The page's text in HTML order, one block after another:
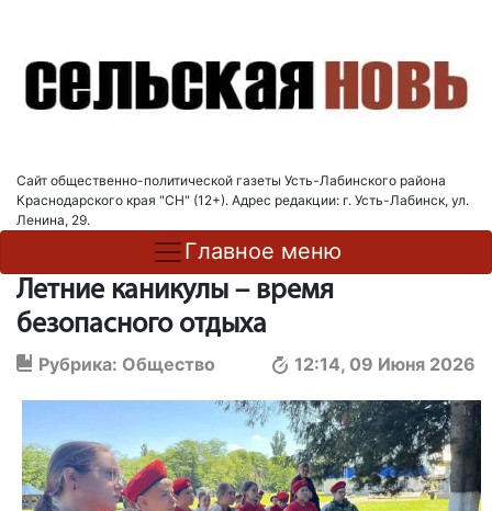
Сайт общественно-политической газеты Усть-Лабинского района
Краснодарского края "СН" (12+). Адрес редакции: г. Усть-Лабинск, ул.
Ленина, 29.
Главное меню
Летние каникулы – время
безопасного отдыха
Рубрика: Общество 12:14, 09 Июня 2026